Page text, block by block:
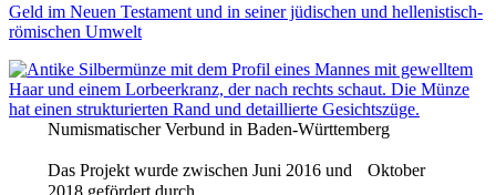
Geld im Neuen Testament und in seiner jüdischen und hellenistisch-
römischen Umwelt
Numismatischer Verbund in Baden-Württemberg
Das Projekt wurde zwischen Juni 2016 und Oktober
2018 gefördert durch